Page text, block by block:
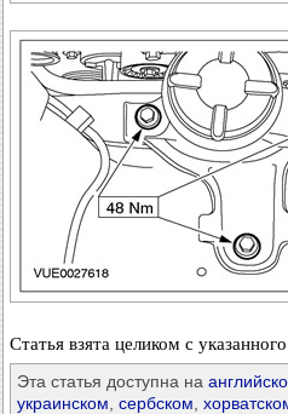
Статья взята целиком с
Эта статья доступна на
украинском сербском